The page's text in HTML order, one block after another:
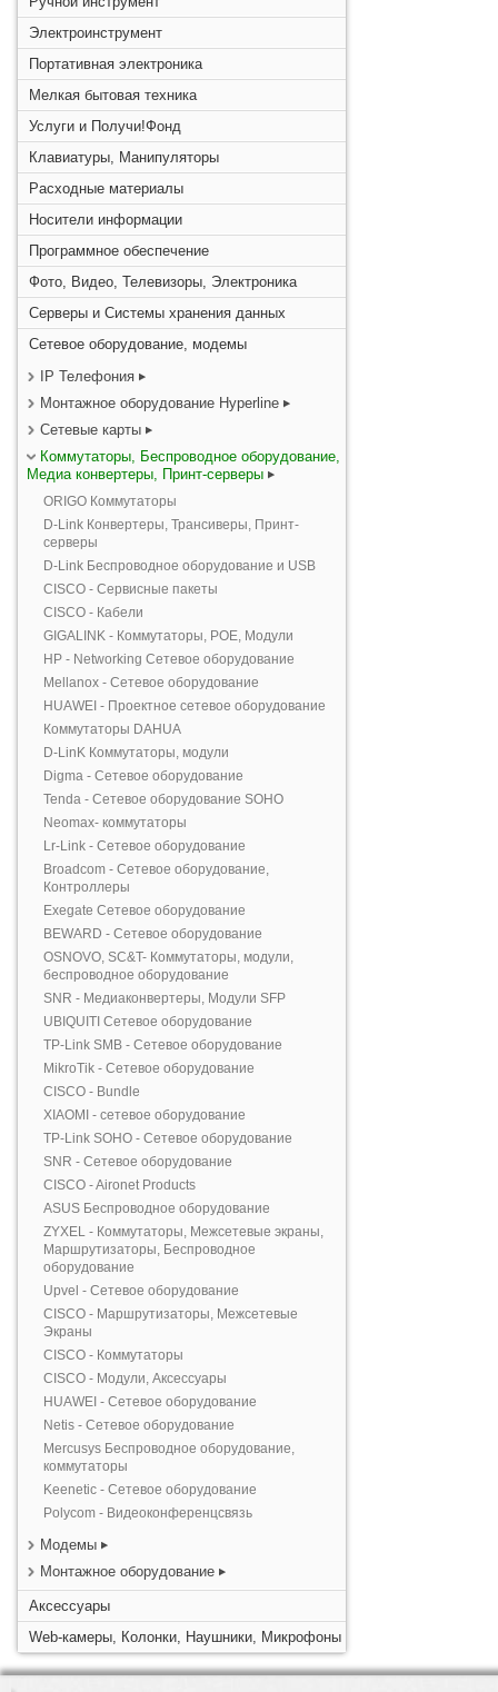
Электроинструмент
Портативная электроника
Мелкая бытовая техника
Услуги и Получи!Фонд
Клавиатуры, Манипуляторы
Расходные материалы
Носители информации
Программное обеспечение
Фото, Видео, Телевизоры, Электроника
Серверы и Системы хранения данных
Сетевое оборудование, модемы
IP Телефония
Монтажное оборудование Hyperline
Сетевые карты
Коммутаторы, Беспроводное оборудование,
Медиа конвертеры, Принт-серверы
ORIGO Коммутаторы
D-Link Конвертеры, Трансиверы, Принт-
серверы
D-Link Беспроводное оборудование и USB
CISCO - Сервисные пакеты
CISCO - Кабели
GIGALINK - Коммутаторы, POE, Модули
HP - Networking Сетевое оборудование
Mellanox - Сетевое оборудование
HUAWEI - Проектное сетевое оборудование
Коммутаторы DAHUA
D-LinK Коммутаторы, модули
Digma - Сетевое оборудование
Tenda - Сетевое оборудование SOHO
Neomax- коммутаторы
Lr-Link - Сетевое оборудование
Broadcom - Сетевое оборудование,
Контроллеры
Exegate Сетевое оборудование
BEWARD - Сетевое оборудование
OSNOVO, SC&T- Коммутаторы, модули,
беспроводное оборудование
SNR - Медиаконвертеры, Модули SFP
UBIQUITI Сетевое оборудование
TP-Link SMB - Сетевое оборудование
MikroTik - Сетевое оборудование
CISCO - Bundle
XIAOMI - сетевое оборудование
TP-Link SOHO - Сетевое оборудование
SNR - Сетевое оборудование
CISCO - Aironet Products
ASUS Беспроводное оборудование
ZYXEL - Коммутаторы, Межсетевые экраны,
Маршрутизаторы, Беспроводное
оборудование
Upvel - Сетевое оборудование
CISCO - Маршрутизаторы, Межсетевые
Экраны
CISCO - Коммутаторы
CISCO - Модули, Аксессуары
HUAWEI - Сетевое оборудование
Netis - Сетевое оборудование
Mercusys Беспроводное оборудование,
коммутаторы
Keenetic - Сетевое оборудование
Polycom - Видеоконференцсвязь
Модемы
Монтажное оборудование
Аксессуары
Web-камеры, Колонки, Наушники, Микрофоны